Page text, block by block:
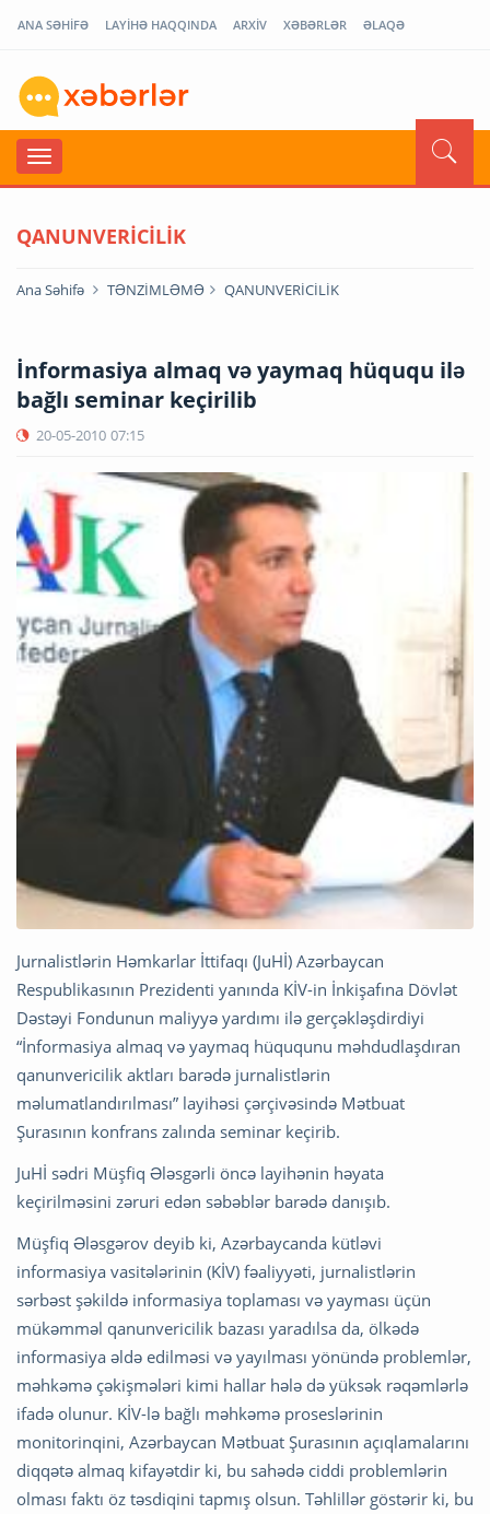
ANA SƏHİFƏ LAYİHƏ HAQQINDA ARXİV XƏBƏRLƏR ƏLAQƏ
QANUNVERİCİLİK
Ana Səhifə TƏNZİMLƏMƏ QANUNVERİCİLİK
İnformasiya almaq və yaymaq hüququ ilə
bağlı seminar keçirilib
20-05-2010 07:15
Jurnalistlərin Həmkarlar İttifaqı (JuHİ) Azərbaycan
Respublikasının Prezidenti yanında KİV-in İnkişafına Dövlət
Dəstəyi Fondunun maliyyə yardımı ilə gerçəkləşdirdiyi
“İnformasiya almaq və yaymaq hüququnu məhdudlaşdıran
qanunvericilik aktları barədə jurnalistlərin
məlumatlandırılması” layihəsi çərçivəsində Mətbuat
Şurasının konfrans zalında seminar keçirib.
JuHİ sədri Müşfiq Ələsgərli öncə layihənin həyata
keçirilməsini zəruri edən səbəblər barədə danışıb.
Müşfiq Ələsgərov deyib ki, Azərbaycanda kütləvi
informasiya vasitələrinin (KİV) fəaliyyəti, jurnalistlərin
sərbəst şəkildə informasiya toplaması və yayması üçün
mükəmməl qanunvericilik bazası yaradılsa da, ölkədə
informasiya əldə edilməsi və yayılması yönündə problemlər,
məhkəmə çəkişmələri kimi hallar hələ də yüksək rəqəmlərlə
ifadə olunur. KİV-lə bağlı məhkəmə proseslərinin
monitorinqini, Azərbaycan Mətbuat Şurasının açıqlamalarını
diqqətə almaq kifayətdir ki, bu sahədə ciddi problemlərin
olması faktı öz təsdiqini tapmış olsun. Təhlillər göstərir ki, bu